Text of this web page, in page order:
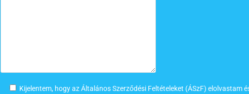
Kijelentem, hogy az Általános Szerződési Feltételeket (ÁSzF) elolvastam